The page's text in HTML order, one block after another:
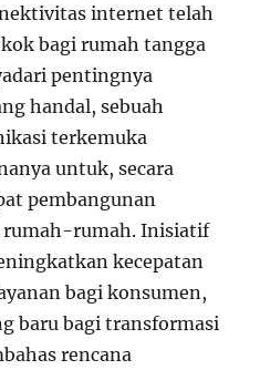
internet telah
bagi rumah tangga
pentingnya
handal, sebuah
terkemuka
untuk, secara
pembangunan
rumah. Inisiatif
kecepatan
bagi konsumen,
baru bagi transformasi
rencana